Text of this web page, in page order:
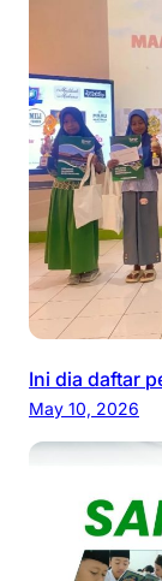
Ini dia daftar
May 10, 2026